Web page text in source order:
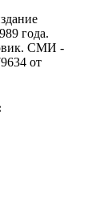
года.
CМИ -
от